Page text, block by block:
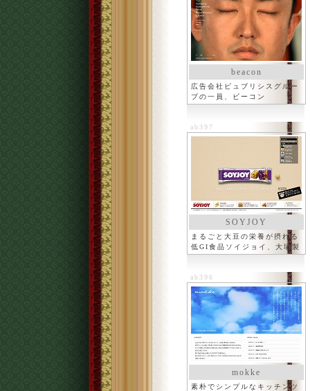
beacon
広告会社ピュブリシスグルー
プの一員、ビーコン
ab397
SOYJOY
まるごと大豆の栄養が摂れる
低GI食品ソイジョイ、大塚製
薬
ab396
mokke
素朴でシンプルなキッチンツ